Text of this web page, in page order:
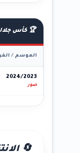
🏆 كأس
الموسم /
2024/2023
صور
🔄